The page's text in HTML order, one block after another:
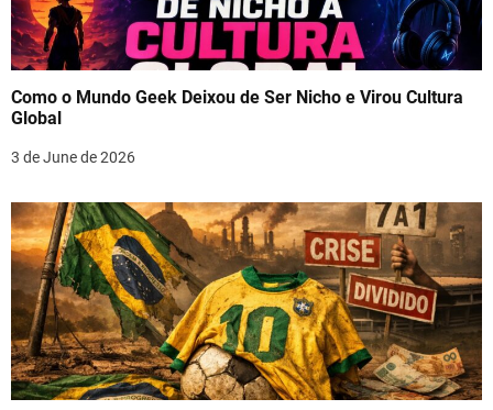
Como o Mundo Geek Deixou de Ser Nicho e Virou Cultura
Global
3 de June de 2026